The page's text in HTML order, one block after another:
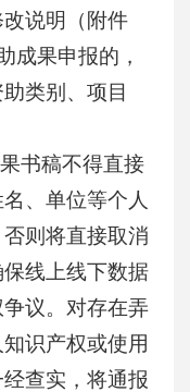
说明（附件
成果申报的，
类别、项目
书稿不得直接
、单位等个人
则将直接取消
线上线下数据
议。对存在弄
识产权或使用
查实，将通报